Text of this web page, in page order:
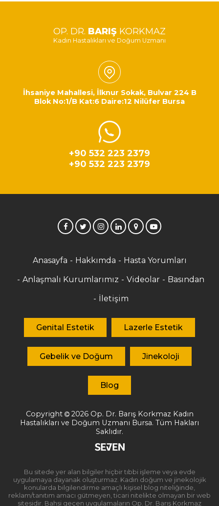
OP. DR. BARIŞ KORKMAZ
Kadın Hastalıkları ve Doğum Uzmanı
İhsaniye Mahallesi, İlknur Sokak, Bulvar 224 B
Blok No:1/B Kat:6 Daire:12 Nilüfer Bursa
+90 532 223 2379
+90 532 223 2379
Anasayfa Hakkımda Hasta Yorumları
Anlaşmalı Kurumlarımız Videolar Basından
İletişim
Genital Estetik Lazerle Estetik
Gebelik ve Doğum Jinekoloji
Blog
Copyright 2026 Op. Dr. Barış Korkmaz Kadın
Hastalıkları ve Doğum Uzmanı Bursa. Tüm Hakları
Saklıdır.
Bu sitede yer alan bilgiler hiçbir tıbbi işleme veya evde
uygulamaya dayanak oluşturmaz. Kadın doğum ve jinekolojik
konularda bilgilendirme amaçlı kişisel blog niteliğinde,
reklam/tanıtım amacı gütmeyen, ticari nitelikte olmayan bir web
sitesidir. Bahsi geçen uygulamaların Op. Dr. Barış Korkmaz